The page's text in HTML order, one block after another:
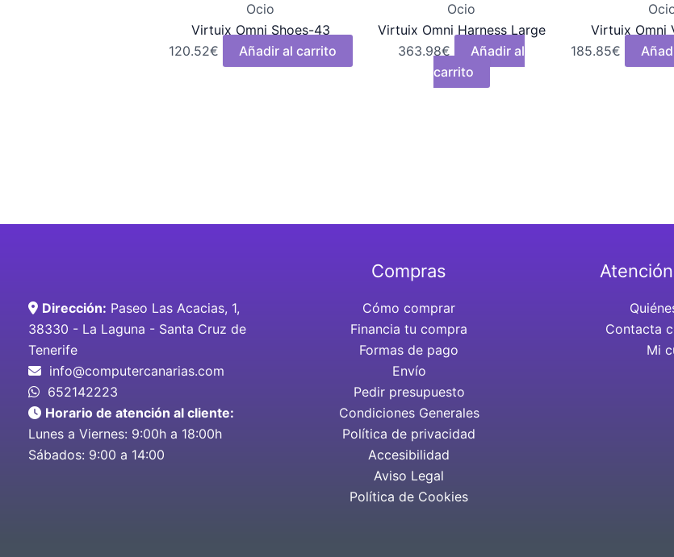
Ocio
Virtuix Omni Shoes-43
120.52€ Añadir al carrito
Ocio
Virtuix Omni Harness Large
363.98€
Añadir al
carrito
Virtuix Omni
185.85€
Dirección: Paseo Las Acacias, 1,
38330 - La Laguna - Santa Cruz de
Tenerife
info@computercanarias.com
652142223
Horario de atención al cliente:
Lunes a Viernes: 9:00h a 18:00h
Sábados: 9:00 a 14:00
Compras
Cómo comprar
Financia tu compra
Formas de pago
Envío
Pedir presupuesto
Condiciones Generales
Política de privacidad
Accesibilidad
Aviso Legal
Política de Cookies
Contacta
Mi